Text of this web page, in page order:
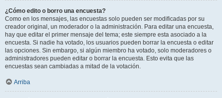
¿Cómo edito o borro una encuesta?
Como en los mensajes, las encuestas solo pueden ser modificadas por su
creador original, un moderador o la administración. Para editar una encuesta,
hay que editar el primer mensaje del tema; este siempre esta asociado a la
encuesta. Si nadie ha votado, los usuarios pueden borrar la encuesta o editar
las opciones. Sin embargo, si algún miembro ha votado, solo moderadores o
administradores pueden editar o borrar la encuesta. Esto evita que las
encuestas sean cambiadas a mitad de la votación.
Arriba